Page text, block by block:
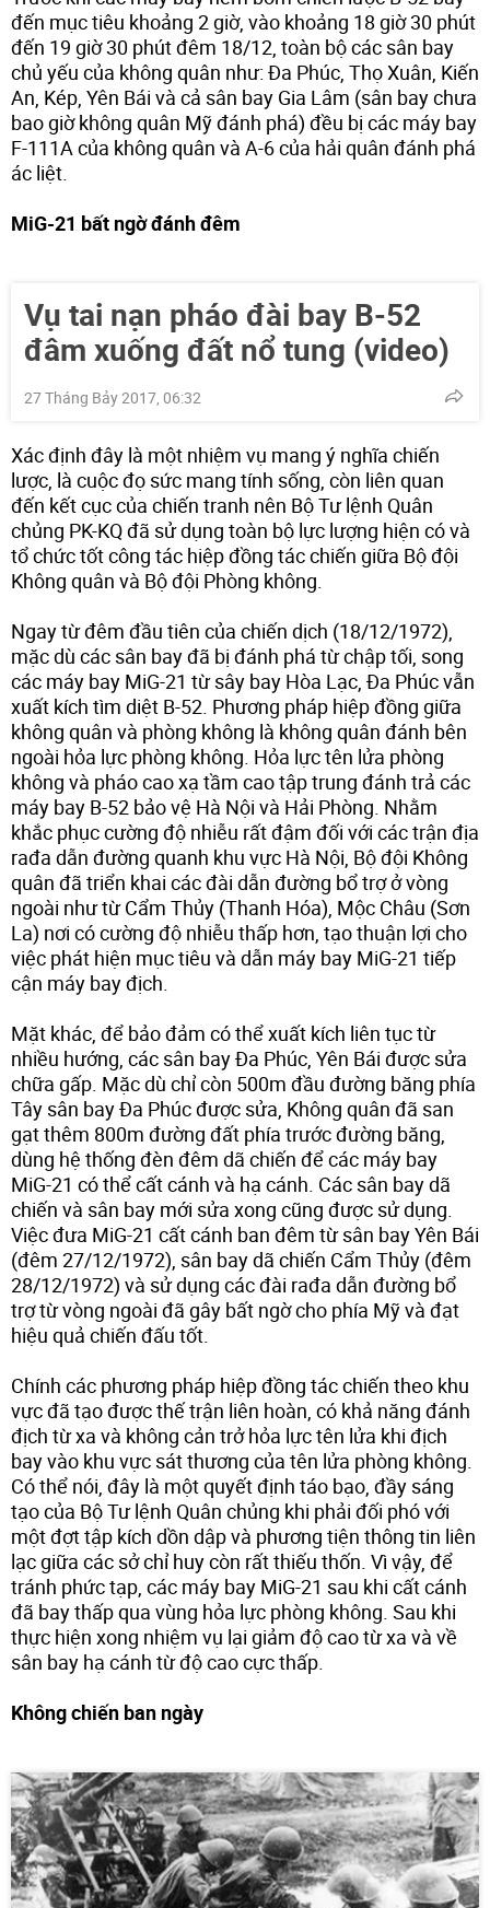
đến mục tiêu khoảng 2 giờ, vào khoảng 18 giờ 30 phút
đến 19 giờ 30 phút đêm 18/12, toàn bộ các sân bay
chủ yếu của không quân như: Đa Phúc, Thọ Xuân, Kiến
An, Kép, Yên Bái và cả sân bay Gia Lâm (sân bay chưa
bao giờ không quân Mỹ đánh phá) đều bị các máy bay
F-111A của không quân và A-6 của hải quân đánh phá
ác liệt.
MiG-21 bất ngờ đánh đêm
Vụ tai nạn pháo đài bay B-52
đâm xuống đất nổ tung (video)
27 Tháng Bảy 2017, 06:32
Xác định đây là một nhiệm vụ mang ý nghĩa chiến
lược, là cuộc đọ sức mang tính sống, còn liên quan
đến kết cục của chiến tranh nên Bộ Tư lệnh Quân
chủng PK-KQ đã sử dụng toàn bộ lực lượng hiện có và
tổ chức tốt công tác hiệp đồng tác chiến giữa Bộ đội
Không quân và Bộ đội Phòng không.
Ngay từ đêm đầu tiên của chiến dịch (18/12/1972),
mặc dù các sân bay đã bị đánh phá từ chập tối, song
các máy bay MiG-21 từ sây bay Hòa Lạc, Đa Phúc vẫn
xuất kích tìm diệt B-52. Phương pháp hiệp đồng giữa
không quân và phòng không là không quân đánh bên
ngoài hỏa lực phòng không. Hỏa lực tên lửa phòng
không và pháo cao xạ tầm cao tập trung đánh trả các
máy bay B-52 bảo vệ Hà Nội và Hải Phòng. Nhằm
khắc phục cường độ nhiễu rất đậm đối với các trận địa
rađa dẫn đường quanh khu vực Hà Nội, Bộ đội Không
quân đã triển khai các đài dẫn đường bổ trợ ở vòng
ngoài như từ Cẩm Thủy (Thanh Hóa), Mộc Châu (Sơn
La) nơi có cường độ nhiễu thấp hơn, tạo thuận lợi cho
việc phát hiện mục tiêu và dẫn máy bay MiG-21 tiếp
cận máy bay địch.
Mặt khác, để bảo đảm có thể xuất kích liên tục từ
nhiều hướng, các sân bay Đa Phúc, Yên Bái được sửa
chữa gấp. Mặc dù chỉ còn 500m đầu đường băng phía
Tây sân bay Đa Phúc được sửa, Không quân đã san
gạt thêm 800m đường đất phía trước đường băng,
dùng hệ thống đèn đêm dã chiến để các máy bay
MiG-21 có thể cất cánh và hạ cánh. Các sân bay dã
chiến và sân bay mới sửa xong cũng được sử dụng.
Việc đưa MiG-21 cất cánh ban đêm từ sân bay Yên Bái
(đêm 27/12/1972), sân bay dã chiến Cẩm Thủy (đêm
28/12/1972) và sử dụng các đài rađa dẫn đường bổ
trợ từ vòng ngoài đã gây bất ngờ cho phía Mỹ và đạt
hiệu quả chiến đấu tốt.
Chính các phương pháp hiệp đồng tác chiến theo khu
vực đã tạo được thế trận liên hoàn, có khả năng đánh
địch từ xa và không cản trở hỏa lực tên lửa khi địch
bay vào khu vực sát thương của tên lửa phòng không.
Có thể nói, đây là một quyết định táo bạo, đầy sáng
tạo của Bộ Tư lệnh Quân chủng khi phải đối phó với
một đợt tập kích dồn dập và phương tiện thông tin liên
lạc giữa các sở chỉ huy còn rất thiếu thốn. Vì vậy, để
tránh phức tạp, các máy bay MiG-21 sau khi cất cánh
đã bay thấp qua vùng hỏa lực phòng không. Sau khi
thực hiện xong nhiệm vụ lại giảm độ cao từ xa và về
sân bay hạ cánh từ độ cao cực thấp.
Không chiến ban ngày